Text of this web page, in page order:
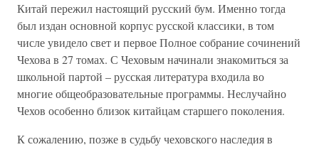
Китай пережил настоящий русский бум. Именно тогда
был издан основной корпус русской классики, в том
числе увидело свет и первое Полное собрание сочинений
Чехова в 27 томах. С Чеховым начинали знакомиться за
школьной партой – русская литература входила во
многие общеобразовательные программы. Неслучайно
Чехов особенно близок китайцам старшего поколения.
К сожалению, позже в судьбу чеховского наследия в